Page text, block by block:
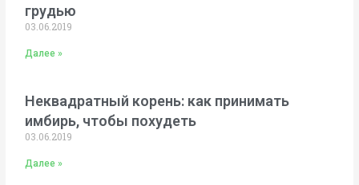
грудью
03.06.2019
Далее »
Неквадратный корень: как принимать
имбирь, чтобы похудеть
03.06.2019
Далее »